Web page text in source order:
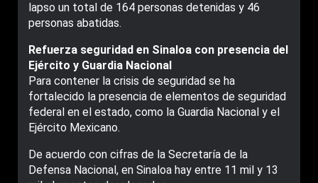
lapso un total de 164 personas detenidas y 46
personas abatidas.
Refuerza seguridad en Sinaloa con presencia del
Ejército y Guardia Nacional
Para contener la crisis de seguridad se ha
fortalecido la presencia de elementos de seguridad
federal en el estado, como la Guardia Nacional y el
Ejército Mexicano.
De acuerdo con cifras de la Secretaría de la
Defensa Nacional, en Sinaloa hay entre 11 mil y 13